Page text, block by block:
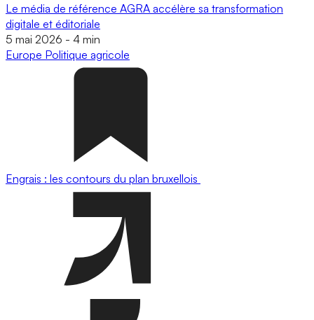
Le média de référence AGRA accélère sa transformation
digitale et éditoriale
5 mai 2026 - 4 min
Europe Politique agricole
Engrais : les contours du plan bruxellois